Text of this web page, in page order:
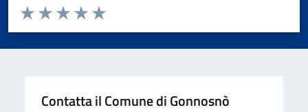
Valuta da 1 a 5 stelle la pagina
Valuta 5 stelle su 5
Valuta 4 stelle su 5
Valuta 3 stelle su 5
Valuta 2 stelle su 5
Valuta 1 stelle su 5
Contatta il Comune di Gonnosnò